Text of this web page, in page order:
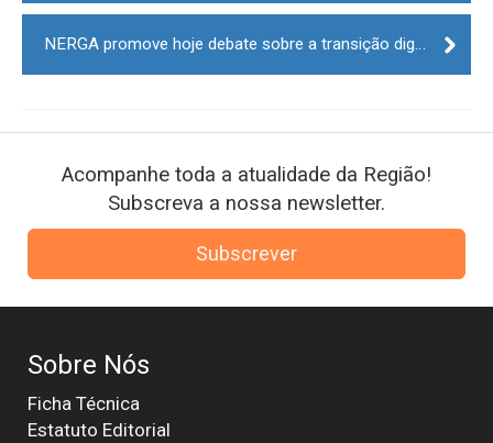
NERGA promove hoje debate sobre a transição digital
Acompanhe toda a atualidade da Região!
Subscreva a nossa newsletter.
Subscrever
Sobre Nós
Ficha Técnica
Estatuto Editorial